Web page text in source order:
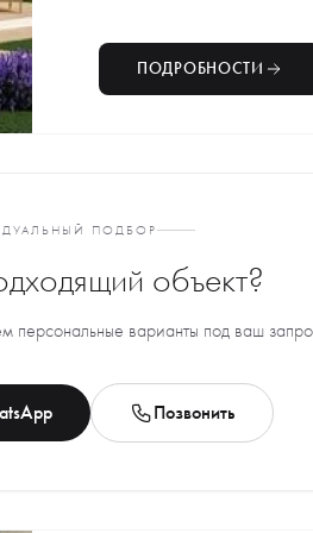
ПОДРОБНОСТИ
ПОДБОР
объект?
персональные варианты под ваш
Позвонить